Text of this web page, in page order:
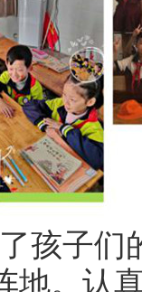
子们
地。认